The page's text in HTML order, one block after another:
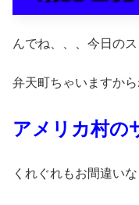
んでね、、、今日のス
弁天町ちゃいますから
アメリカ村の
くれぐれもお間違いな